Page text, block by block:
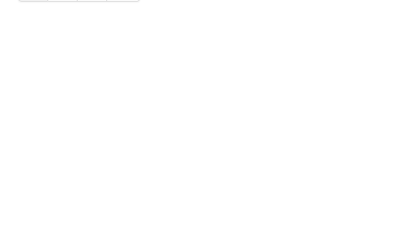
Телефонуйте вже зараз — домовимося і оглянемо дану